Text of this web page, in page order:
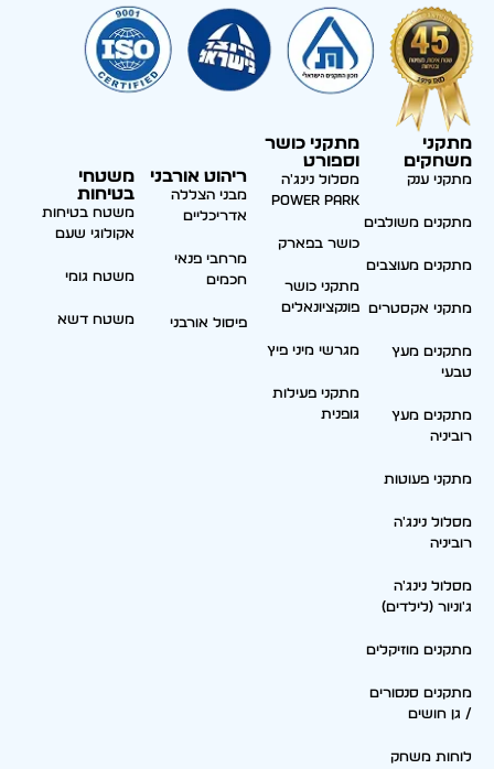
מתקני
משחקים
מתקני ענק
מתקנים משולבים
מתקנים מעוצבים
מתקני אקסטרים
מתקנים מעץ
טבעי
מתקנים מעץ
רוביניה
מתקני פעוטות
מסלול נינג'ה
רוביניה
מסלול נינג'ה
ג'וניור (לילדים)
מתקנים מוזיקלים
מתקנים סנסורים
/ גן חושים
לוחות משחק
מתקני כושר
וספורט
מסלול נינג'ה
Power park
כושר בפארק
מתקני כושר
פונקציונאלים
מגרשי מיני פיץ
מתקני פעילות
גופנית
ריהוט אורבני
מבני הצללה
אדריכליים
מרחבי פנאי
חכמים
פיסול אורבני
משטחי
בטיחות
משטח בטיחות
אקולוגי שעם
משטח גומי
משטח דשא